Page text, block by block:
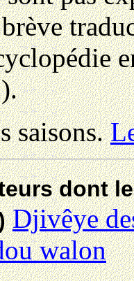
saisons.
dont
Djivêye
walon